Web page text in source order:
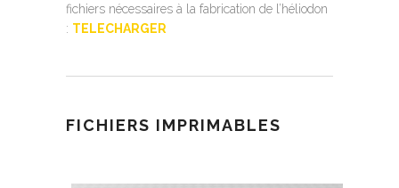
fichiers nécessaires à la fabrication de l’héliodon
: TELECHARGER
FICHIERS IMPRIMABLES